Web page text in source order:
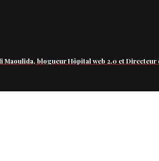
blogueur Hôpital web 2.0 et Directeur